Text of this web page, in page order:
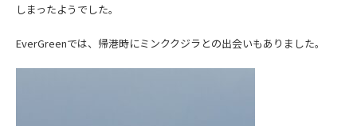
しまったようでした。
EverGreenでは、帰港時にミンククジラとの出会いもありました。